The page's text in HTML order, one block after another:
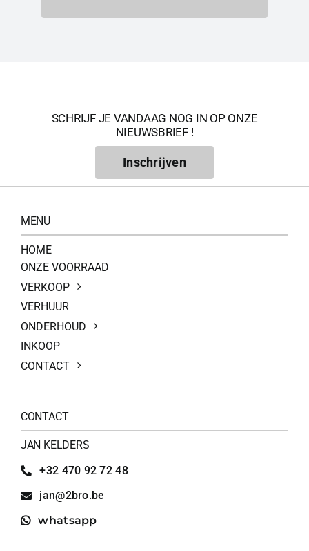
SCHRIJF JE VANDAAG NOG IN OP ONZE
NIEUWSBRIEF !
Inschrijven
MENU
HOME
ONZE VOORRAAD
VERKOOP
VERHUUR
ONDERHOUD
INKOOP
CONTACT
CONTACT
JAN KELDERS
+32 470 92 72 48
jan@2bro.be
whatsapp